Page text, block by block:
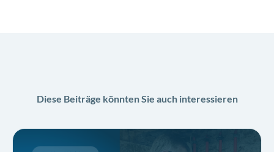
Diese Beiträge könnten Sie auch interessieren